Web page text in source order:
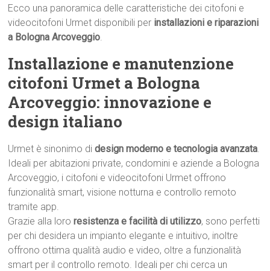
Ecco una panoramica delle caratteristiche dei citofoni e
videocitofoni Urmet disponibili per installazioni e riparazioni
a Bologna Arcoveggio.
Installazione e manutenzione
citofoni Urmet a Bologna
Arcoveggio: innovazione e
design italiano
Urmet è sinonimo didesign moderno e tecnologia avanzata.
Ideali per abitazioni private, condomini e aziende a Bologna
Arcoveggio, i citofoni e videocitofoni Urmet offrono
funzionalità smart, visione notturna e controllo remoto
tramite app.
Grazie alla lororesistenza e facilità di utilizzo, sono perfetti
per chi desidera un impianto elegante e intuitivo, inoltre
offrono ottima qualità audio e video, oltre a funzionalità
smart per il controllo remoto. Ideali per chi cerca un